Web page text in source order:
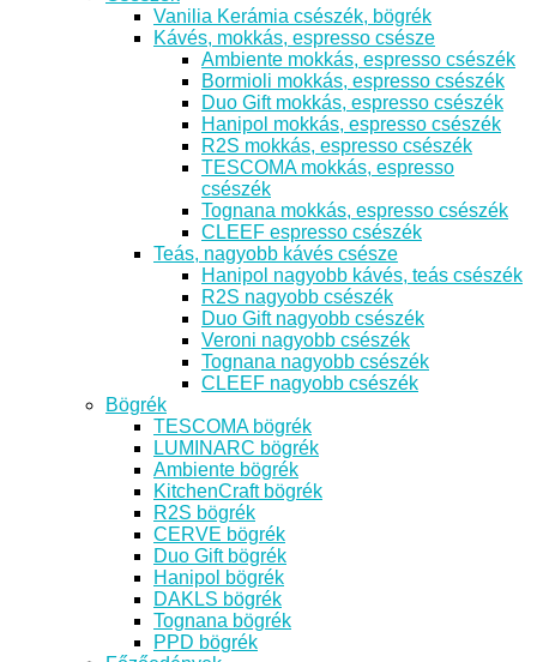
Vanilia Kerámia csészék, bögrék
Kávés, mokkás, espresso csésze
Ambiente mokkás, espresso csészék
Bormioli mokkás, espresso csészék
Duo Gift mokkás, espresso csészék
Hanipol mokkás, espresso csészék
R2S mokkás, espresso csészék
TESCOMA mokkás, espresso
csészék
Tognana mokkás, espresso csészék
CLEEF espresso csészék
Teás, nagyobb kávés csésze
Hanipol nagyobb kávés, teás csészék
R2S nagyobb csészék
Duo Gift nagyobb csészék
Veroni nagyobb csészék
Tognana nagyobb csészék
CLEEF nagyobb csészék
Bögrék
TESCOMA bögrék
LUMINARC bögrék
Ambiente bögrék
KitchenCraft bögrék
R2S bögrék
CERVE bögrék
Duo Gift bögrék
Hanipol bögrék
DAKLS bögrék
Tognana bögrék
PPD bögrék